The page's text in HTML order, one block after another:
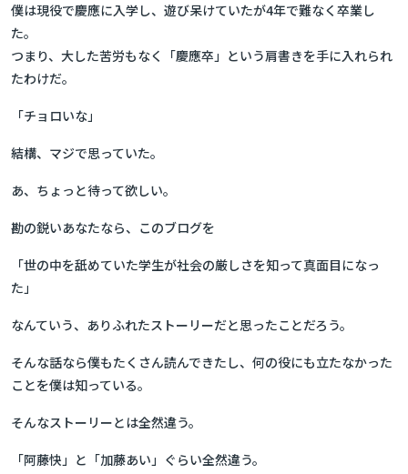
僕は現役で慶應に入学し、遊び呆けていたが4年で難なく卒業し
た。
つまり、大した苦労もなく「慶應卒」という肩書きを手に入れられ
たわけだ。
「チョロいな」
結構、マジで思っていた。
あ、ちょっと待って欲しい。
勘の鋭いあなたなら、このブログを
「世の中を舐めていた学生が社会の厳しさを知って真面目になっ
た」
なんていう、ありふれたストーリーだと思ったことだろう。
そんな話なら僕もたくさん読んできたし、何の役にも立たなかった
ことを僕は知っている。
そんなストーリーとは全然違う。
「阿藤快」と「加藤あい」ぐらい全然違う。